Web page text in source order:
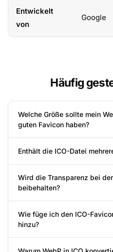
Entwickelt
von
Google
Häufig
Welche Größe sollte mein
guten Favicon haben?
Enthält die ICO-Datei
Wird die Transparenz bei
beibehalten?
Wie füge ich den ICO-
hinzu?